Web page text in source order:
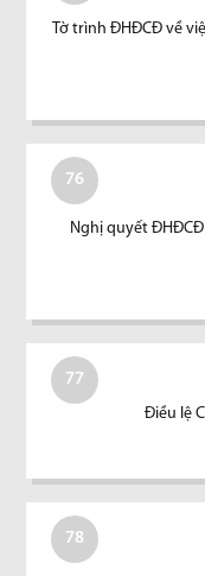
Tờ trình ĐHĐCĐ về
76
Nghị quyết
77
Điều lệ
78